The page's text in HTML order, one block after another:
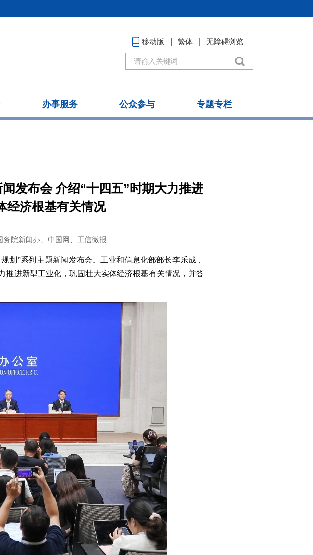
移动版 繁体 无障碍浏览
办事服务 公众参与 专题专栏
发布会 介绍“十四五”时期大力推进
经济根基有关情况
务院新闻办、中国网、工信微报
划”系列主题新闻发布会。工业和信息化部部长李乐成，
推进新型工业化，巩固壮大实体经济根基有关情况，并答